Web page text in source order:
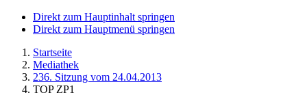
Direkt zum Hauptinhalt springen
Direkt zum Hauptmenü springen
Startseite
Mediathek
236. Sitzung vom 24.04.2013
TOP ZP1